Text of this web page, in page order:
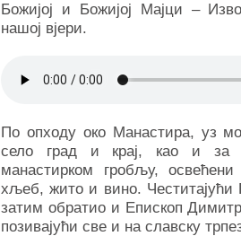
Божијој и Божијој Мајци –
нашој вјери.
По опходу око Манастира, уз
село град и крај, као и за
манастирком гробљу,
хљеб, жито и вино.
затим обратио и Епископ
позивајући све и на славску